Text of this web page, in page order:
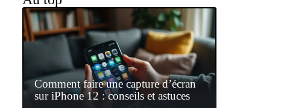
Comment faire une capture d’écran
sur iPhone 12 : conseils et astuces